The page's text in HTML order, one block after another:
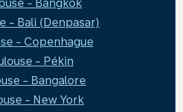
- Bangkok
- Bali (Denpasar)
- Copenhague
- Pékin
- Bangalore
- New York